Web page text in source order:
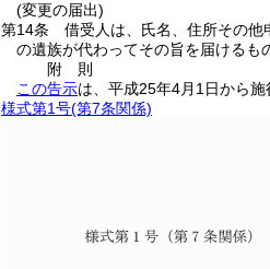
(変更の届出)
第14条
借受人は、氏名、住所その他
の遺族が代わってその旨を届けるも
附 則
この告示は、平成25年4月1日から施
様式第1号(第7条関係)